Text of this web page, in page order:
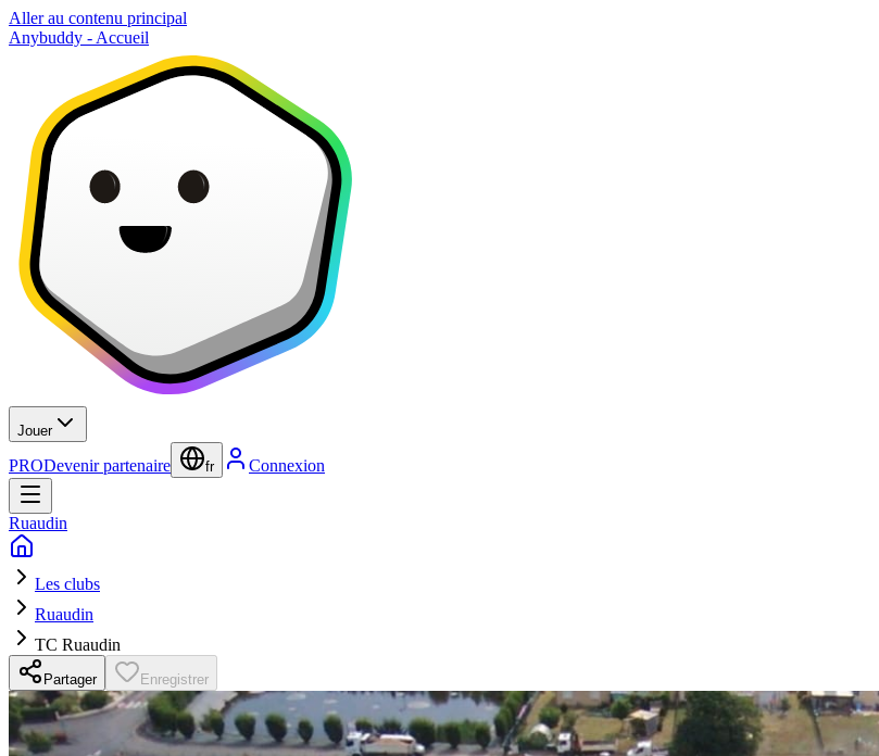
Aller au contenu principal
Anybuddy - Accueil
Jouer
PRODevenir partenaire fr Connexion
Ruaudin
Les clubs
Ruaudin
TC Ruaudin
Partager Enregistrer